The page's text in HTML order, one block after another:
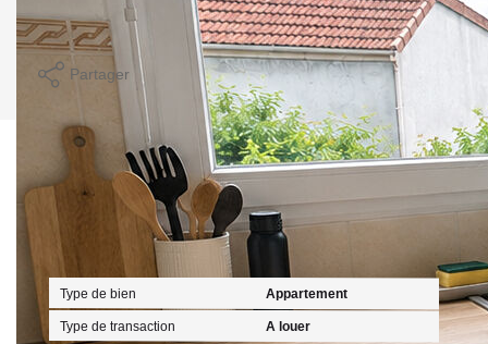
Imprimer
Partager
Caractéristiques détaillées
Type de bien Appartement
Type de transaction A louer